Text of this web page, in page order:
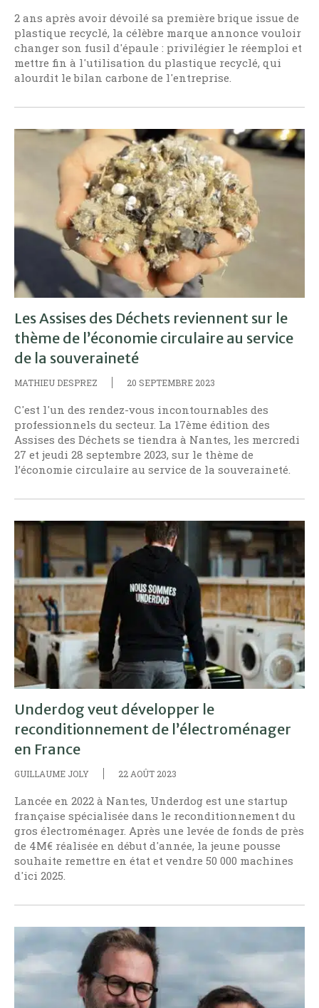
2 ans après avoir dévoilé sa première brique issue de
plastique recyclé, la célèbre marque annonce vouloir
changer son fusil d'épaule : privilégier le réemploi et
mettre fin à l'utilisation du plastique recyclé, qui
alourdit le bilan carbone de l'entreprise.
Les Assises des Déchets reviennent sur le
thème de l’économie circulaire au service
de la souveraineté
MATHIEU DESPREZ 20 SEPTEMBRE 2023
C'est l'un des rendez-vous incontournables des
professionnels du secteur. La 17ème édition des
Assises des Déchets se tiendra à Nantes, les mercredi
27 et jeudi 28 septembre 2023, sur le thème de
l’économie circulaire au service de la souveraineté.
Underdog veut développer le
reconditionnement de l’électroménager
en France
GUILLAUME JOLY 22 AOÛT 2023
Lancée en 2022 à Nantes, Underdog est une startup
française spécialisée dans le reconditionnement du
gros électroménager. Après une levée de fonds de près
de 4M€ réalisée en début d'année, la jeune pousse
souhaite remettre en état et vendre 50 000 machines
d'ici 2025.